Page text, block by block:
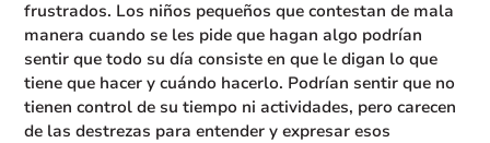
frustrados. Los niños pequeños que contestan de mala
manera cuando se les pide que hagan algo podrían
sentir que todo su día consiste en que le digan lo que
tiene que hacer y cuándo hacerlo. Podrían sentir que no
tienen control de su tiempo ni actividades, pero carecen
de las destrezas para entender y expresar esos